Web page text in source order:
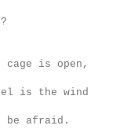
cage is open,
is the wind
be afraid.